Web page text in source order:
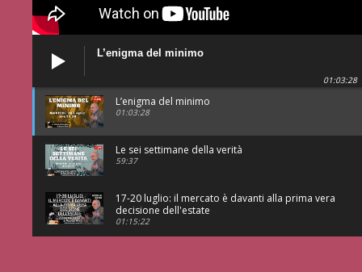
L’enigma del minimo
01:03:28
L’enigma del minimo
01:03:28
Le sei settimane della verità
59:37
17-20 luglio: il mercato è davanti alla prima vera
decisione dell'estate
01:15:22